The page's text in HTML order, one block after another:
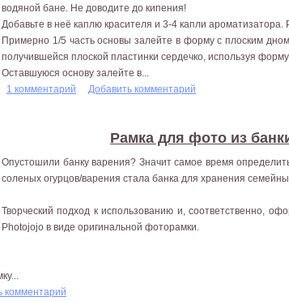
водяной бане. Не доводите до кипения!
Добавьте в неё каплю красителя и 3-4 капли ароматизатора.
Примерно 1/5 часть основы залейте в форму с плоским
получившейся плоской пластинки сердечко, используя
Оставшуюся основу залейте в...
1 комментарий
Добавить комментарий
Рамка для фото из
Опустошили банку варения? Значит самое время
соленых огурцов/варения стала банка для хранения
Творческий подход к использованию и, соответственно,
Photojojo в виде оригинальной фоторамки.
комментарий